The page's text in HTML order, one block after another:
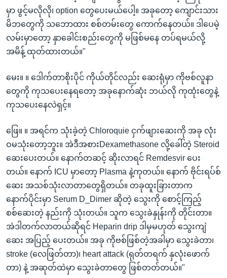
မှာ ဖွင့်မလိုလို၊ option တွေပေးမယ်ပေါ့။ အခုတော့ ကျောင်းသား
မိဘတွေကို သဘောထား စစ်တမ်းတွေ ကောက်နေတယ်။ ဒါပေမဲ့
လမ်းမှာတော့ နှာခေါင်းစည်းတွေကို မဖြစ်မနေ တပ်ရမယ်လို့
အမိန့် ထုတ်ထားတယ်။"
မေး။ ။ ဒေါက်တာစိုးပိုင် ကိုယ်တိုင်လည်း ဆေးရုံမှာ ကိုဗစ်လူနာ
တွေကို ကုသပေးနေရတော့ အခုနောက်ဆုံး ဘယ်လို ကုထုံးတွေနဲ့
ကုသပေးနေလဲရှင့်။
ဖြေ။ ။ အရင်က သုံးခဲ့တဲ့ Chloroquie ငှက်ဖျားဆေးကို အခု လုံး
ဝမသုံးတော့ဘူး။ အဲဒီအစားDexamethasone လို့ခေါ်တဲ့ Steroid
ဆေးပေးတယ်။ နောက်တဆင့် ဆိုးလာရင် Remdesvir ပေး
တယ်။ နောက် ICU မှာတော့ Plasma နဲ့ကုတယ်။ နောက် ဗိုင်းရပ်စ်
ဆေး အသစ်သုံးလာတာတွေရှိတယ်။ တခုထူးခြားတာက
နောက်ပိုင်းမှာ Serum D_Dimer ဆိုတဲ့ သွေးကို စောင့်ကြည့်
စစ်ဆေးတဲ့ နည်းကို သုံးတယ်။ သူက သွေးခဲနှုန်းကို တိုင်းတာ။
အဲဒါတက်လာတယ်ဆိုရင် Heparin drip ဒါမှမဟုတ် သွေးကျဲ
ဆေး အပြည့် ပေးတယ်။ အခု ကိုဗစ်ဖြစ်တဲ့အခါမှာ သွေးခဲတာ၊
stroke (လေဖြတ်တာ)၊ heart attack (ရုတ်တရက် နှလုံးဖောက်
တာ) နဲ့ အဆုတ်ထဲမှာ သွေးခဲတာတွေ ဖြစ်တတ်တယ်။"